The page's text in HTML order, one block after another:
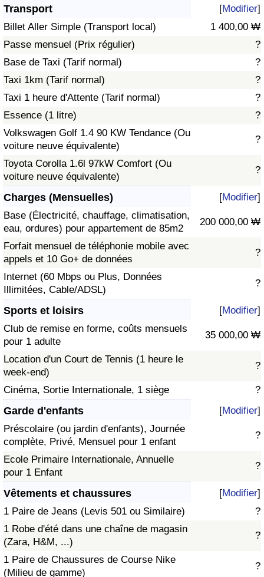
Transport [Modifier]
Billet Aller Simple (Transport local)
1 400,00 ₩
Passe mensuel (Prix régulier)
?
Base de Taxi (Tarif normal)
?
Taxi 1km (Tarif normal)
?
Taxi 1 heure d'Attente (Tarif normal)
?
Essence (1 litre)
?
Volkswagen Golf 1.4 90 KW Tendance (Ou
voiture neuve équivalente)
?
Toyota Corolla 1.6l 97kW Comfort (Ou
voiture neuve équivalente)
?
Charges (Mensuelles) [Modifier]
Base (Électricité, chauffage, climatisation,
eau, ordures) pour appartement de 85m2
200 000,00 ₩
Forfait mensuel de téléphonie mobile avec
appels et 10 Go+ de données
?
Internet (60 Mbps ou Plus, Données
Illimitées, Cable/ADSL)
?
Sports et loisirs [Modifier]
Club de remise en forme, coûts mensuels
pour 1 adulte
35 000,00 ₩
Location d'un Court de Tennis (1 heure le
week-end)
?
Cinéma, Sortie Internationale, 1 siège ?
Garde d'enfants [Modifier]
Préscolaire (ou jardin d'enfants), Journée
complète, Privé, Mensuel pour 1 enfant
?
Ecole Primaire Internationale, Annuelle
pour 1 Enfant
?
Vêtements et chaussures [Modifier]
1 Paire de Jeans (Levis 501 ou Similaire)
?
1 Robe d'été dans une chaîne de magasin
(Zara, H&M, ...)
?
1 Paire de Chaussures de Course Nike
(Milieu de gamme)
?